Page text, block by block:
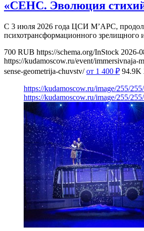
«СЕНС. Эволюция
С 3 июля 2026 года ЦСИ М’АРС,
психотрансформационного зрелищного
700 RUB https://schema.org/InStock 2026-
https://kudamoscow.ru/event/immersivnaja-
sense-geometrija-chuvstv/ от 1 400 ₽ 94.9K
https://kudamoscow.ru/image/255/
https://kudamoscow.ru/image/255/